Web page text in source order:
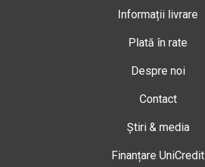
Informații livrare
Plată în rate
Despre noi
Contact
Știri & media
Finanțare UniCredit